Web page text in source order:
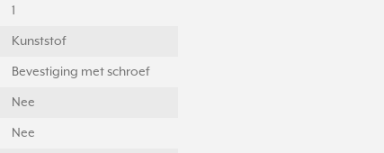
1
Kunststof
Bevestiging met schroef
Nee
Nee